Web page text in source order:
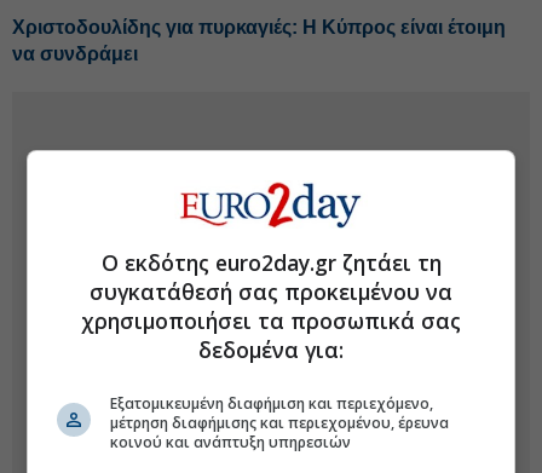
Χριστοδουλίδης για πυρκαγιές: Η Κύπρος είναι έτοιμη
να συνδράμει
Ο εκδότης euro2day.gr ζητάει τη
συγκατάθεσή σας προκειμένου να
χρησιμοποιήσει τα προσωπικά σας
δεδομένα για:
Εξατομικευμένη διαφήμιση και περιεχόμενο,
μέτρηση διαφήμισης και περιεχομένου, έρευνα
κοινού και ανάπτυξη υπηρεσιών